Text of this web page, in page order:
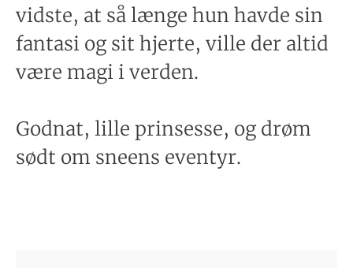
vidste, at så længe hun havde sin
fantasi og sit hjerte, ville der altid
være magi i verden.
Godnat, lille prinsesse, og drøm
sødt om sneens eventyr.